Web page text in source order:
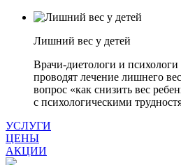
Лишний вес у детей
Врачи-диетологи и
проводят лечение лишнего
вопрос «как снизить вес
с психологическими
УСЛУГИ
ЦЕНЫ
АКЦИИ